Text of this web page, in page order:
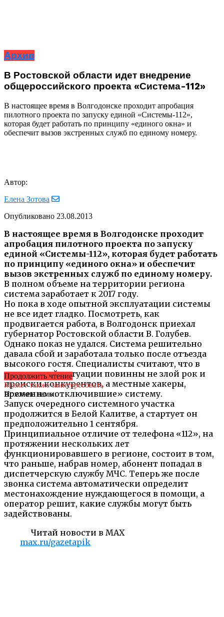
Архив
В Ростовской области идет внедрение
общероссийского проекта «Система-112»
В настоящее время в Волгодонске проходит апробация
пилотного проекта по запуску единой «Системы-112»,
которая будет работать по принципу «единого окна» и
обеспечит вызов экстренных служб по единому номеру.
Автор:
Елена Зотова
Опубликовано 23.08.2013
В настоящее время в Волгодонске проходит
апробация пилотного проекта по запуску
единой «Системы-112», которая будет работать
по принципу «единого окна» и обеспечит
вызов экстренных служб по единому номеру.
В полном объеме на территории региона
система заработает к 2017 году.
Но пока в ходе опытной эксплуатации системы
не все идет гладко. Посмотреть, как
продвигается работа, в Волгодонск приехал
губернатор Ростовской области В. Голубев.
Однако показ не удался. Система решительно
давала сбой и заработала только после отъезда
высокого гостя. Специалисты считают, что в
неприятной ситуации повинны не злой рок и
происки конкурентов, а местные хакеры,
временно «отключившие» систему.
Запуск очередного системного участка
продолжится в Белой Калитве, а стартует он
предположительно 1 сентября.
Принципиальное отличие от телефона «112», на
протяжении нескольких лет
функционировавшего в регионе, состоит в том,
что раньше, набрав номер, абонент попадал в
диспетчерскую службу МЧС. Теперь же после
звонка система автоматически определит
местонахождение нуждающегося в помощи, а
оператор решит, какие службы могут быть
задействованы.
Читай новости в MAX
max.ru/gazetapik
Продолжить чтение
Может также заинтересовать
Похожие темы: